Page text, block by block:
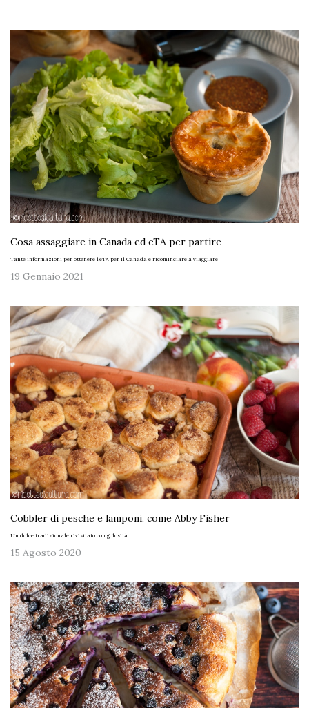
Cosa assaggiare in Canada ed eTA per partire
Tante informazioni per ottenere l'eTA per il Canada e ricominciare a viaggiare
19 Gennaio 2021
Cobbler di pesche e lamponi, come Abby Fisher
Un dolce tradizionale rivisitato con golosità
15 Agosto 2020